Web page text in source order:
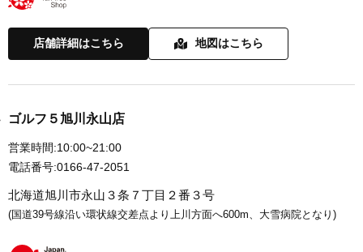
店舗詳細はこちら 地図はこちら
ゴルフ５旭川永山店
営業時間:10:00~21:00
電話番号:0166-47-2051
北海道旭川市永山３条７丁目２番３号
(国道39号線沿い環状線交差点より上川方面へ600m、大雪病院となり)